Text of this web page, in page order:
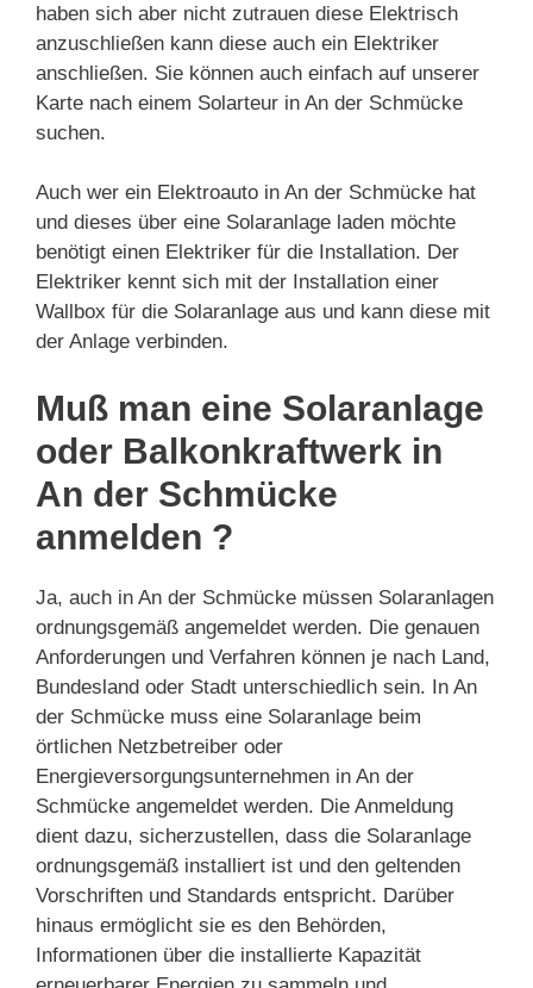
haben sich aber nicht zutrauen diese Elektrisch
anzuschließen kann diese auch ein Elektriker
anschließen. Sie können auch einfach auf unserer
Karte nach einem Solarteur in An der Schmücke
suchen.
Auch wer ein Elektroauto in An der Schmücke hat
und dieses über eine Solaranlage laden möchte
benötigt einen Elektriker für die Installation. Der
Elektriker kennt sich mit der Installation einer
Wallbox für die Solaranlage aus und kann diese mit
der Anlage verbinden.
Muß man eine Solaranlage
oder Balkonkraftwerk in
An der Schmücke
anmelden ?
Ja, auch in An der Schmücke müssen Solaranlagen
ordnungsgemäß angemeldet werden. Die genauen
Anforderungen und Verfahren können je nach Land,
Bundesland oder Stadt unterschiedlich sein. In An
der Schmücke muss eine Solaranlage beim
örtlichen Netzbetreiber oder
Energieversorgungsunternehmen in An der
Schmücke angemeldet werden. Die Anmeldung
dient dazu, sicherzustellen, dass die Solaranlage
ordnungsgemäß installiert ist und den geltenden
Vorschriften und Standards entspricht. Darüber
hinaus ermöglicht sie es den Behörden,
Informationen über die installierte Kapazität